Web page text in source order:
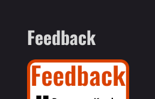
Feedback